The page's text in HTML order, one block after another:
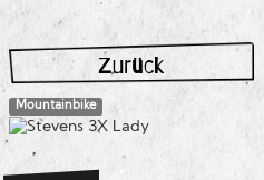
Zurück
Mountainbike